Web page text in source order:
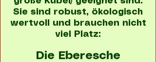
Sie sind robust, ökologisch
wertvoll und brauchen nicht
viel Platz:
Die Eberesche